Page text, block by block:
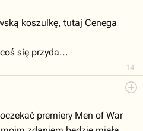
14
koszulkę, tutaj Cenega
się przyda...
premiery Men of War